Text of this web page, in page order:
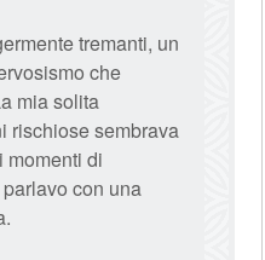
tremanti, un
che
mia solita
rischiose sembrava
momenti di
con una